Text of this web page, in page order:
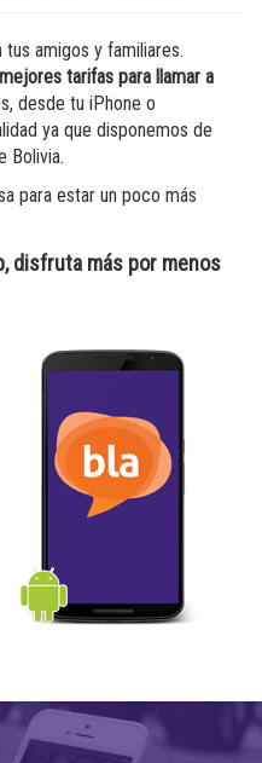
tus amigos y familiares.
tarifas para llamar a
desde tu iPhone o
ya que disponemos de
Bolivia.
para estar un poco más
disfruta más por menos